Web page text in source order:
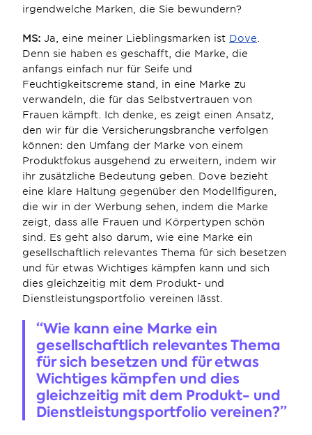
irgendwelche Marken, die Sie bewundern?
MS: Ja, eine meiner Lieblingsmarken ist Dove
Denn sie haben es geschafft, die Marke, die
anfangs einfach nur für Seife und
Feuchtigkeitscreme stand, in eine Marke zu
verwandeln, die für das Selbstvertrauen von
Frauen kämpft. Ich denke, es zeigt einen Ansatz,
den wir für die Versicherungsbranche verfolgen
können: den Umfang der Marke von einem
Produktfokus ausgehend zu erweitern, indem wir
ihr zusätzliche Bedeutung geben. Dove bezieht
eine klare Haltung gegenüber den Modellfiguren,
die wir in der Werbung sehen, indem die Marke
zeigt, dass alle Frauen und Körpertypen schön
sind. Es geht also darum, wie eine Marke ein
gesellschaftlich relevantes Thema für sich besetzen
und für etwas Wichtiges kämpfen kann und sich
dies gleichzeitig mit dem Produkt- und
Dienstleistungsportfolio vereinen lässt.
“Wie kann eine Marke ein
gesellschaftlich relevantes Thema
für sich besetzen und für etwas
Wichtiges kämpfen und dies
gleichzeitig mit dem Produkt- und
Dienstleistungsportfolio vereinen?”